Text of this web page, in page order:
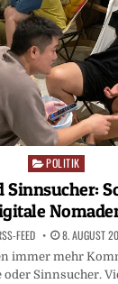
Posted
POLITIK
FEED 8. AUGUST
immer mehr
oder Sinnsucher.